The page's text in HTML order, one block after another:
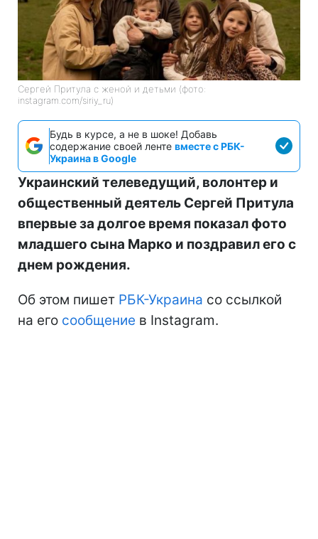
Сергей Притула с женой и детьми (фото:
instagram.com/siriy_ru)
Будь в курсе, а не в шоке! Добавь
содержание своей ленте вместе с РБК-
Украина в Google
Украинский телеведущий, волонтер и
общественный деятель Сергей Притула
впервые за долгое время показал фото
младшего сына Марко и поздравил его с
днем рождения.
Об этом пишет РБК-Украина со ссылкой
на его сообщение в Instagram.